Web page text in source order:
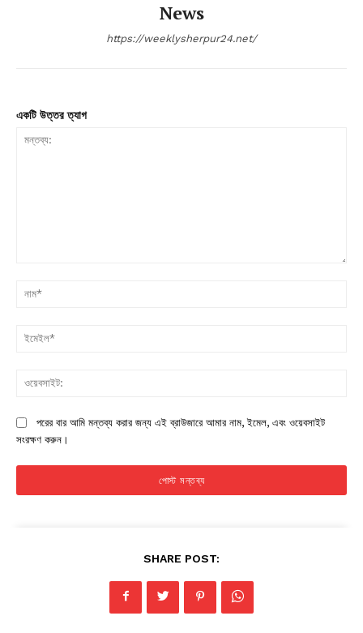
News
https://weeklysherpur24.net/
একটি উত্তর ত্যাগ
পরের বার আমি মন্তব্য করার জন্য এই ব্রাউজারে আমার নাম, ইমেল, এবং ওয়েবসাইট
সংরক্ষণ করুন।
SHARE POST: